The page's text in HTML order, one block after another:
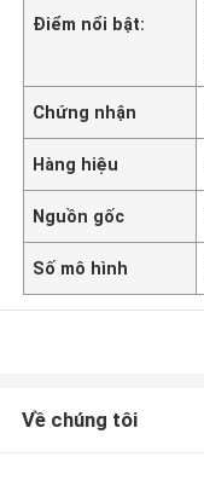
Điểm nổi bật:
Chứng nhận
Hàng hiệu
Nguồn gốc
Số mô hình
Về chúng tôi